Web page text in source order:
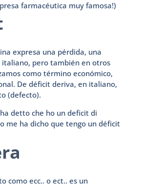
farmacéutica muy famosa!)
expresa una pérdida, una
italiano, pero también en otros
como término económico,
De déficit deriva, en italiano,
(defecto).
detto che ho un deficit di
me ha dicho que tengo un déficit
como ecc.. o ect.. es un